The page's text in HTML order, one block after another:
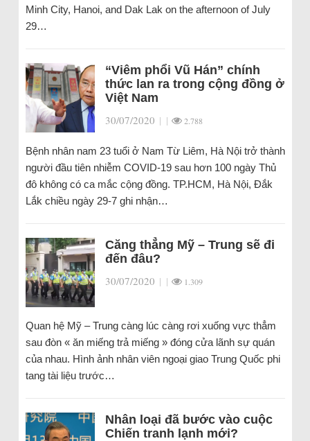
Minh City, Hanoi, and Dak Lak on the afternoon of July
29…
“Viêm phổi Vũ Hán” chính
thức lan ra trong cộng đồng ở
Việt Nam
30/07/2020 | | 2.788
Bệnh nhân nam 23 tuổi ở Nam Từ Liêm, Hà Nội trở thành
người đầu tiên nhiễm COVID-19 sau hơn 100 ngày Thủ
đô không có ca mắc cộng đồng. TP.HCM, Hà Nội, Đắk
Lắk chiều ngày 29-7 ghi nhận…
Căng thẳng Mỹ – Trung sẽ đi
đến đâu?
30/07/2020 | | 1.309
Quan hệ Mỹ – Trung càng lúc càng rơi xuống vực thẳm
sau đòn « ăn miếng trả miếng » đóng cửa lãnh sự quán
của nhau. Hình ảnh nhân viên ngoại giao Trung Quốc phi
tang tài liệu trước…
Nhân loại đã bước vào cuộc
Chiến tranh lạnh mới?